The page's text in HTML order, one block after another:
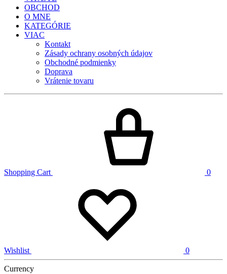
OBCHOD
O MNE
KATEGÓRIE
VIAC
Kontakt
Zásady ochrany osobných údajov
Obchodné podmienky
Doprava
Vrátenie tovaru
Shopping Cart 0
Wishlist 0
Currency